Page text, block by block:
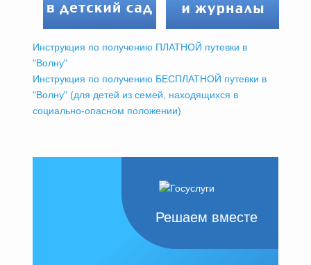
Инструкция по получению ПЛАТНОЙ путевки в
"Волну"
Инструкция по получению БЕСПЛАТНОЙ путевки в
"Волну" (для детей из семей, находящихся в
социально-опасном положении)
Решаем вместе